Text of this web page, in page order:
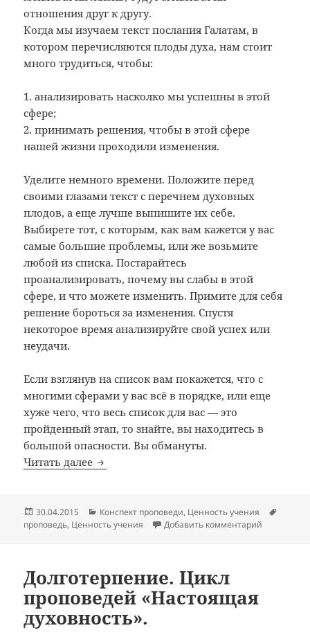
отношения друг к другу.
Когда мы изучаем текст послания Галатам, в
котором перечисляются плоды духа, нам стоит
много трудиться, чтобы:
1. анализировать насколко мы успешны в этой
сфере;
2. принимать решения, чтобы в этой сфере
нашей жизни проходили изменения.
Уделите немного времени. Положите перед
своими глазами текст с перечнем духовных
плодов, а еще лучше выпишите их себе.
Выбирете тот, с которым, как вам кажется у вас
самые большие проблемы, или же возьмите
любой из списка. Постарайтесь
проанализировать, почему вы слабы в этой
сфере, и что можете изменить. Примите для себя
решение бороться за изменения. Спустя
некоторое время анализируйте свой успех или
неудачи.
Если взглянув на список вам покажется, что с
многими сферами у вас всё в порядке, или еще
хуже чего, что весь список для вас — это
пройденный этап, то знайте, вы находитесь в
большой опасности. Вы обмануты.
Читать далее Благость. Цикл проповедей «Настоящая
Опубликовано
30.04.2015 Рубрики
Конспект проповеди, Ценность учения
проповедь, Ценность учения Добавить комментарий
Долготерпение. Цикл
проповедей «Настоящая
духовность».